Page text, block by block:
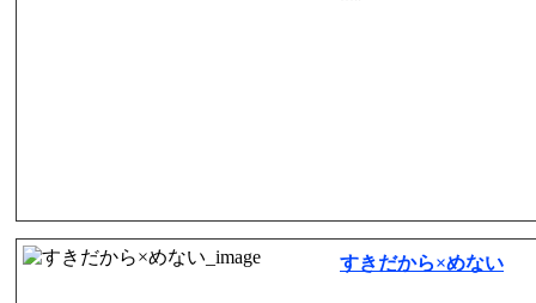
すきだから×めない